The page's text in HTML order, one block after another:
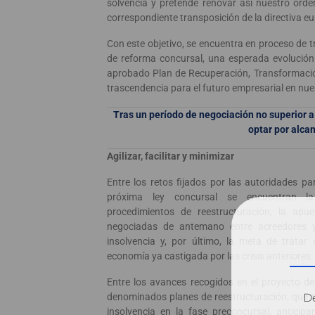
solvencia y pretende renovar así nuestro
correspondiente transposición de la directiva
Con este objetivo, se encuentra en proceso
de reforma concursal, una esperada
aprobado Plan de Recuperación,
trascendencia para el futuro empresarial en
Tras un período de negociación no superior
optar por
Agilizar, facilitar y minimizar
Entre los retos fijados por las autoridades
próxima ley concursal se encuentran
procedimientos de reestructuración, la
negociadas de antemano entre
insolvencia y, por último, la meta de tratar
economía ya castigada por las crisis anteriores.
Entre los avances recogidos en el proyecto
denominados planes de reestructuración,
insolvencia en la fase preconcursal,